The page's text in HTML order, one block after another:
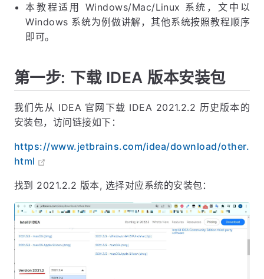
本教程适用 Windows/Mac/Linux 系统，文中以
Windows 系统为例做讲解，其他系统按照教程顺序
即可。
第一步: 下载 IDEA 版本安装包
我们先从 IDEA 官网下载 IDEA 2021.2.2 历史版本的
安装包，访问链接如下：
https://www.jetbrains.com/idea/download/other.
html
找到 2021.2.2 版本, 选择对应系统的安装包：